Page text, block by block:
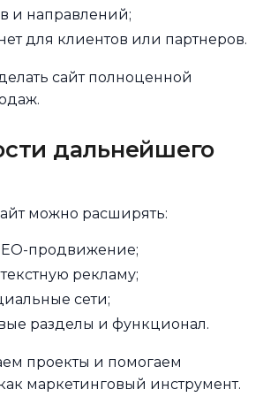
и направлений;
для клиентов или партнеров.
сайт полноценной
дальнейшего
можно расширять:
продвижение;
рекламу;
сети;
разделы и функционал.
проекты и помогаем
маркетинговый инструмент.